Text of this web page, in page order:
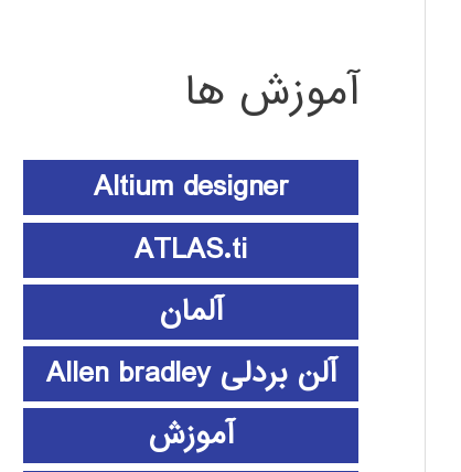
آموزش ها
Altium designer
ATLAS.ti
آلمان
آلن بردلی Allen bradley
آموزش